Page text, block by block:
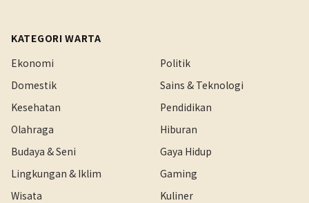
KATEGORI WARTA
Ekonomi
Politik
Domestik
Sains & Teknologi
Kesehatan
Pendidikan
Olahraga
Hiburan
Budaya & Seni
Gaya Hidup
Lingkungan & Iklim
Gaming
Wisata
Kuliner